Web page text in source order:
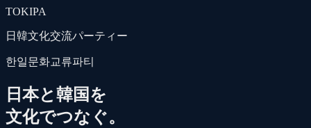
TOKIPA
日韓文化交流パーティー
한일문화교류파티
日本と韓国を
文化でつなぐ。